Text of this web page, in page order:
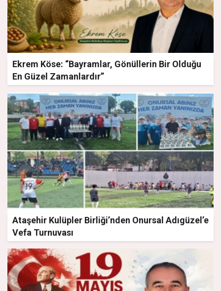
Ekrem Köse: “Bayramlar, Gönüllerin Bir Olduğu
En Güzel Zamanlardır”
Ataşehir Kulüpler Birliği’nden Onursal Adıgüzel’e
Vefa Turnuvası